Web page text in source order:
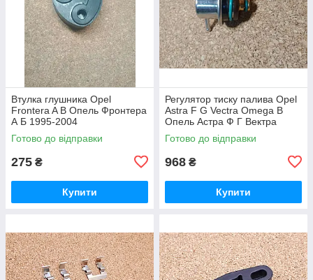
Втулка глушника Opel
Frontera A B Опель Фронтера
А Б 1995-2004
Готово до відправки
275 ₴
Купити
Регулятор тиску палива Opel
Astra F G Vectra Omega B
Опель Астра Ф Г Вектра
Омега
Готово до відправки
968 ₴
Купити